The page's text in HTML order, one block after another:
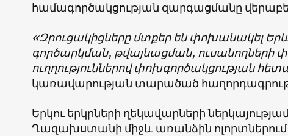
համագործակցության զարգացմանը
«Զրուցակիցները մտքեր են փոխանակել
գործարկման, թվայնացման, ուսանողների
ուղղություններով փոխգործակցության
կառավարության տարածած
Երկու երկրների ղեկավարների
Ղազախստանի միջև առանձին